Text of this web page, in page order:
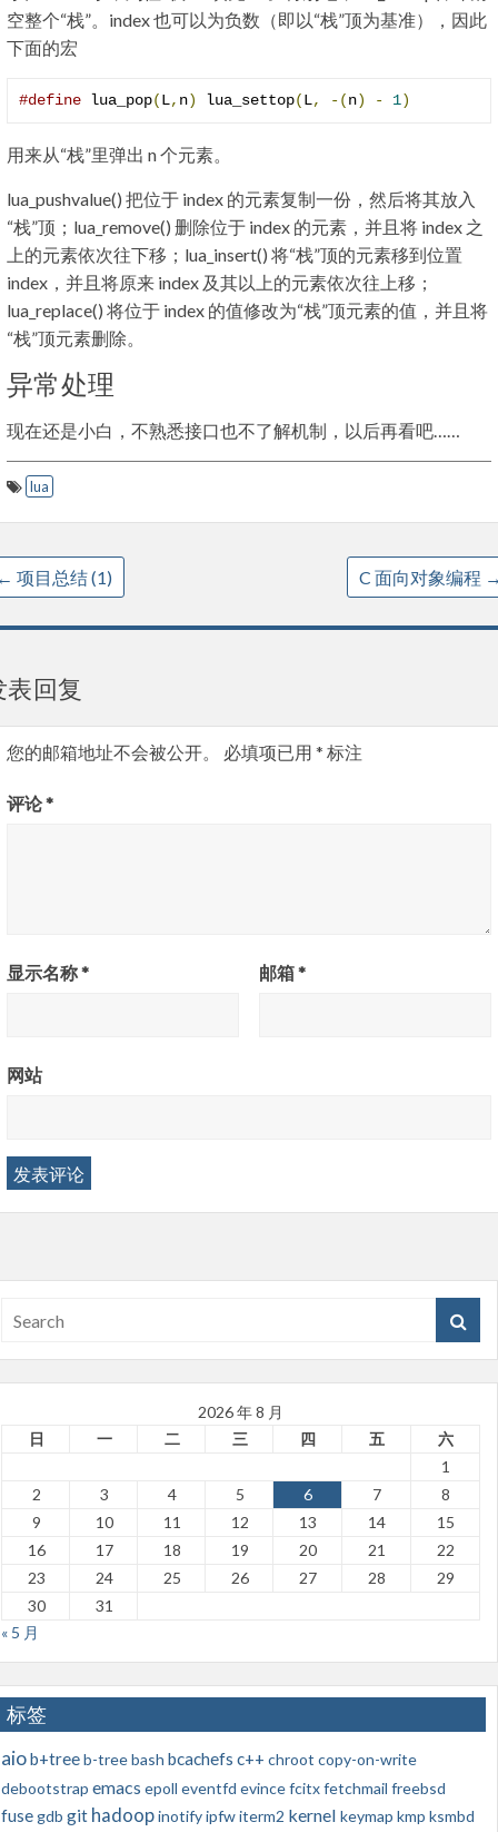
空整个“栈”。index 也可以为负数（即以“栈”顶为基准），因此
下面的宏
#define lua_pop(L, n) lua_settop(L, -(n) - 1)
用来从“栈”里弹出 n 个元素。
lua_pushvalue() 把位于 index 的元素复制一份，然后将其放入
“栈”顶；lua_remove() 删除位于 index 的元素，并且将 index 之
上的元素依次往下移；lua_insert() 将“栈”顶的元素移到位置
index，并且将原来 index 及其以上的元素依次往上移；
lua_replace() 将位于 index 的值修改为“栈”顶元素的值，并且将
“栈”顶元素删除。
异常处理
现在还是小白，不熟悉接口也不了解机制，以后再看吧……
lua
项目总结 (1) C 面向对象编程
表回复
您的邮箱地址不会被公开。 必填项已用 * 标注
评论*
显示名称* 邮箱*
网站
2026 年 8 月
日
一 二 三 四 五
六
1
2
3 4 5 6 7
8
9
10 11 12 13 14
15
16
17 18 19 20 21
22
23
24 25 26 27 28
29
30
31
« 5 月
标签
aiob+treeb-treebash bcachefs c++ chroot copy-on-write
debootstrap emacs epoll eventfd evincefcitxfetchmail freebsd
fuse gdb git hadoopinotifyipfwiterm2 kernel keymap kmp ksmbd